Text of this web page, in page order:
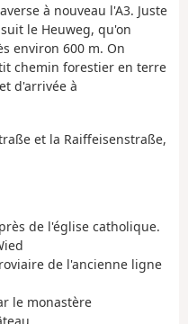
à nouveau l'A3. Juste
le Heuweg, qu'on
environ 600 m. On
chemin forestier en terre
d'arrivée à
et la Raiffeisenstraße,
de l'église catholique.
de l'ancienne ligne
le monastère